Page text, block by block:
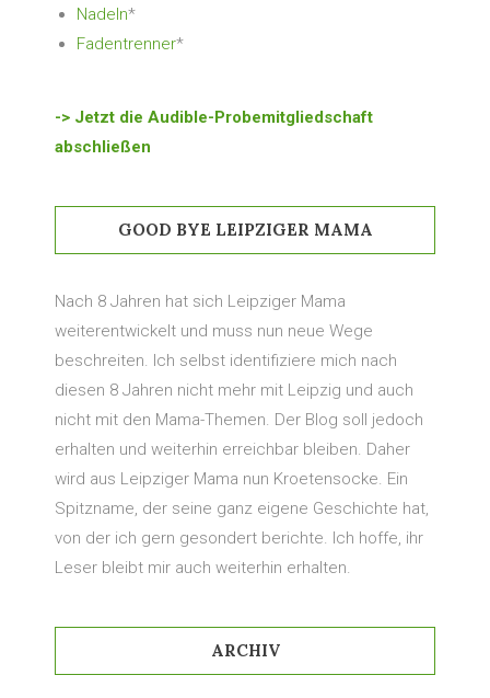
Nadeln*
Fadentrenner*
-> Jetzt die Audible-Probemitgliedschaft
abschließen
GOOD BYE LEIPZIGER MAMA
Nach 8 Jahren hat sich Leipziger Mama
weiterentwickelt und muss nun neue Wege
beschreiten. Ich selbst identifiziere mich nach
diesen 8 Jahren nicht mehr mit Leipzig und auch
nicht mit den Mama-Themen. Der Blog soll jedoch
erhalten und weiterhin erreichbar bleiben. Daher
wird aus Leipziger Mama nun Kroetensocke. Ein
Spitzname, der seine ganz eigene Geschichte hat,
von der ich gern gesondert berichte. Ich hoffe, ihr
Leser bleibt mir auch weiterhin erhalten.
ARCHIV